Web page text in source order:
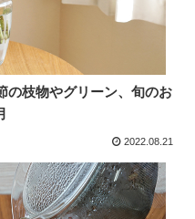
の枝物やグリーン、旬のお
2022.08.21